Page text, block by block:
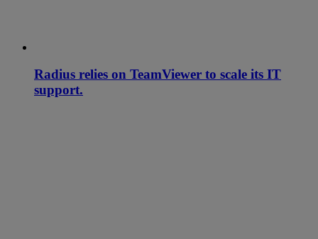
Radius relies on TeamViewer to scale its IT
support.